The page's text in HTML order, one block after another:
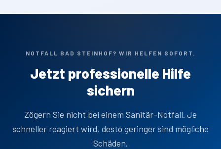
NOTFALL BAD STEINHOF? WIR HELFEN SOFORT.
Jetzt professionelle Hilfe
sichern
Zögern Sie nicht bei einem Sanitär-Notfall. Je
schneller reagiert wird, desto geringer sind mögliche
Schäden.